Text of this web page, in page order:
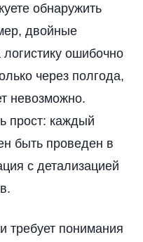
обнаружить
двойные
ошибочно
через полгода,
невозможно.
прост: каждый
быть проведен в
с детализацией
требует понимания